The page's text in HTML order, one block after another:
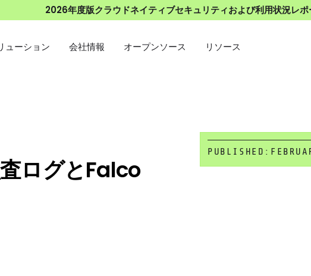
2026年度版クラウドネイティブセキュリティおよび利用状況レポ
ューション 会社情報 オープンソース リソース
ログとFalco
PUBLISHED: